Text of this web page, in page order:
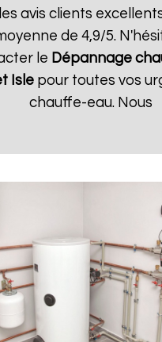
avis clients
de 4,9/5.
le Dépannage
Islepour toutes vos
chauffe-eau. Nous